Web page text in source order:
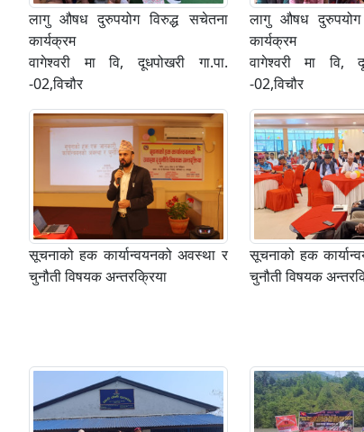
लागु औषध दुरुपयोग विरुद्ध सचेतना
कार्यक्रम
वागेश्वरी मा वि, दूधपोखरी गा.पा.
-02,विचौर
लागु औषध दुरुपयोग
कार्यक्रम
वागेश्वरी मा वि,
-02,विचौर
सूचनाको हक कार्यान्वयनको अवस्था र
चुनौती विषयक अन्तरक्रिया
सूचनाको हक
चुनौती विषयक